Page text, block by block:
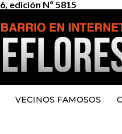
edición Nº 5815
VECINOS FAMOSOS